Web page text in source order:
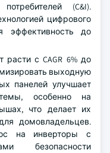
(C&I).
цифрового
эффективность до
с CAGR 6% до
выходную
панелей улучшает
особенно на
что делает их
домовладельцев.
на инверторы с
безопасности